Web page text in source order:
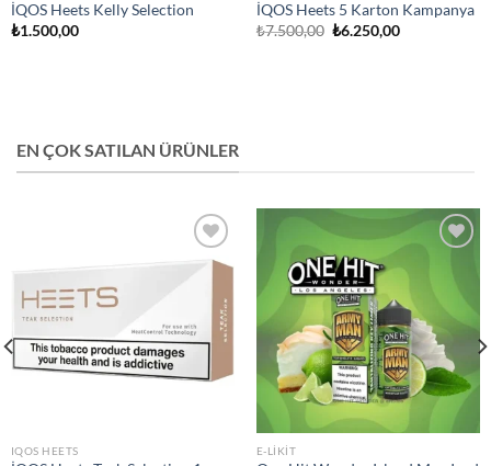
İQOS Heets Kelly Selection
₺1.500,00
İQOS Heets 5 Karton Kampanya
₺7.500,00 Orijinal
₺6.250,00Şu
EN ÇOK SATILAN ÜRÜNLER
Add to
IQOS HEETS
wishlist
E-LIKIT